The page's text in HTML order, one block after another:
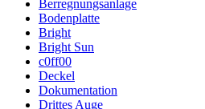
Berregnungsanlage
Bodenplatte
Bright
Bright Sun
c0ff00
Deckel
Dokumentation
Drittes Auge